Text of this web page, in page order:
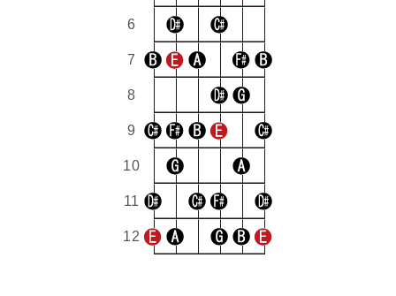
6
7
8
9
10
11
12